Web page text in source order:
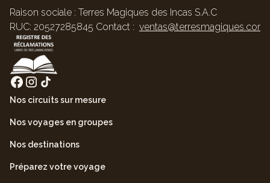
Raison sociale : Terres Magiques des Incas S.A.C
RUC: 20527285845 Contact : ventas@terresmagiques.com
Nos circuits sur mesure
Nos voyages en groupes
Nos destinations
Préparez votre voyage